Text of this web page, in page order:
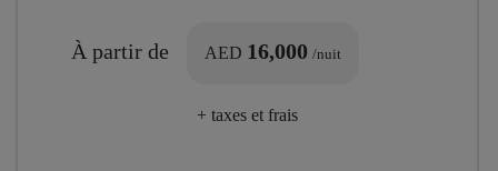
À partir de AED 16,000 /nuit
+ taxes et frais